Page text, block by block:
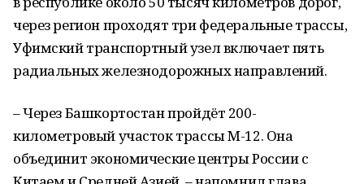
через регион проходят три федеральные трассы,
Уфимский транспортный узел включает пять
радиальных железнодорожных направлений.
– Через Башкортостан пройдёт 200-
километровый участок трассы М-12. Она
объединит экономические центры России с